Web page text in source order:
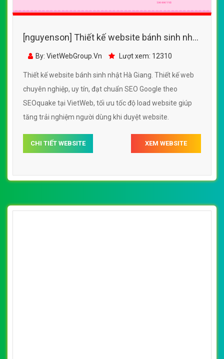
[nguyenson] Thiết kế website bánh sinh nhật
Hà Giang đẹp, chuyên nghiệp chuẩn SEO
By: VietWebGroup.Vn Lượt xem: 12310
Thiết kế website bánh sinh nhật Hà Giang. Thiết kế web
chuyên nghiệp, uy tín, đạt chuẩn SEO Google theo
SEOquake tại VietWeb, tối ưu tốc độ load website giúp
tăng trải nghiệm người dùng khi duyệt website.
CHI TIẾT WEBSITE XEM WEBSITE